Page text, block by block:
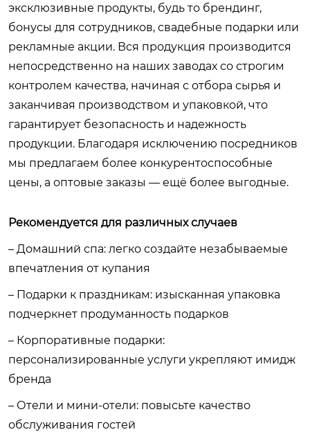
эксклюзивные продукты, будь то брендинг,
бонусы для сотрудников, свадебные подарки или
рекламные акции. Вся продукция производится
непосредственно на наших заводах со строгим
контролем качества, начиная с отбора сырья и
заканчивая производством и упаковкой, что
гарантирует безопасность и надежность
продукции. Благодаря исключению посредников
мы предлагаем более конкурентоспособные
цены, а оптовые заказы — ещё более выгодные.
Рекомендуется для различных случаев
– Домашний спа: легко создайте незабываемые
впечатления от купания
– Подарки к праздникам: изысканная упаковка
подчеркнет продуманность подарков
– Корпоративные подарки:
персонализированные услуги укрепляют имидж
бренда
– Отели и мини-отели: повысьте качество
обслуживания гостей